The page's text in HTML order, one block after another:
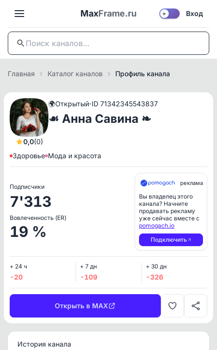
MaxFrame.ru ☀️ Вход
Главная Каталог каналов Профиль канала
0,0(0)
🌍Открытый·ID 71342345543837
☙ Анна Савина ❧
Здоровье Мода и красота
Подписчики
7'313
Вовлеченность (ER)
19 %
реклама
Вы владелец этого
канала? Начните
продавать рекламу
уже сейчас вместе с
pomogach.io
Подключить
+ 24 ч
-20
+ 7 дн
-109
+ 30 дн
-326
Открыть в MAX
История канала